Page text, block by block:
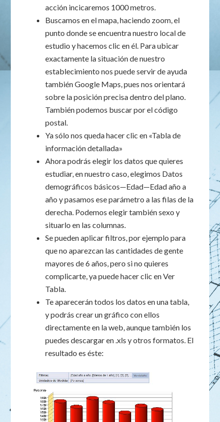
acción incicaremos 1000 metros.
Buscamos en el mapa, haciendo zoom, el
punto donde se encuentra nuestro local de
estudio y hacemos clic en él. Para ubicar
exactamente la situación de nuestro
establecimiento nos puede servir de ayuda
también Google Maps, pues nos orientará
sobre la posición precisa dentro del plano.
También podemos buscar por el código
postal.
Ya sólo nos queda hacer clic en «Tabla de
información detallada»
Ahora podrás elegir los datos que quieres
estudiar, en nuestro caso, elegimos Datos
demográficos básicos—Edad—Edad año a
año y pasamos ese parámetro a las filas de la
derecha. Podemos elegir también sexo y
situarlo en las columnas.
Se pueden aplicar filtros, por ejemplo para
que no aparezcan las cantidades de gente
mayores de 6 años, pero si no quieres
complicarte, ya puede hacer clic en Ver
Tabla.
Te aparecerán todos los datos en una tabla,
y podrás crear un gráfico con ellos
directamente en la web, aunque también los
puedes descargar en .xls y otros formatos. El
resultado es éste: